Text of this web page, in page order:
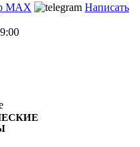
MAX
Написать